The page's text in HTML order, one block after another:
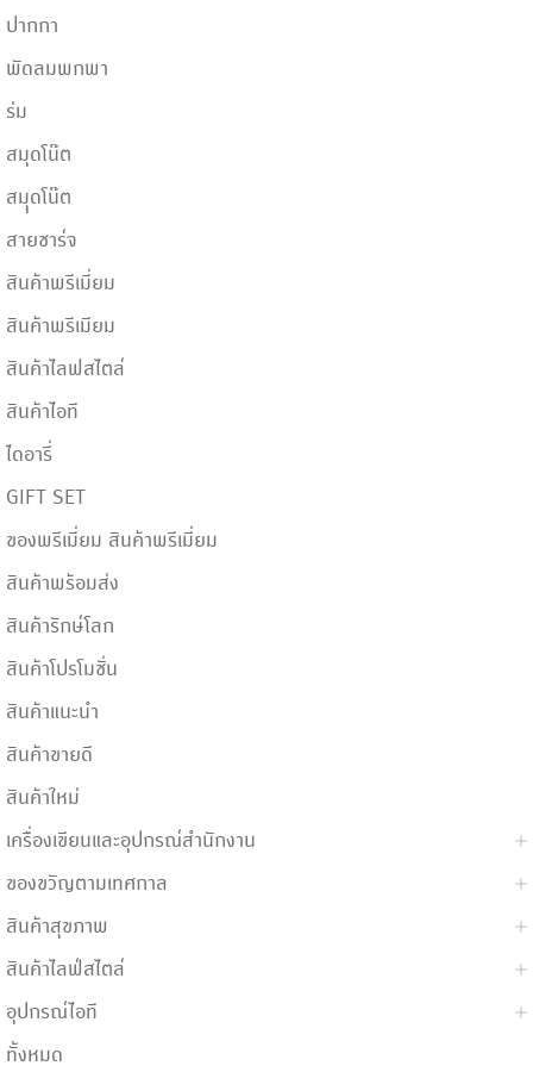
ปากกา
พัดลมพกพา
ร่ม
สมุดโน๊ต
สมุุดโน๊ต
สายชาร์จ
สินค้าพรีเมี่ยม
สินค้าพรีเมียม
สินค้าไลฟสไตล์
สินค้าไอที
ไดอารี่
GIFT SET
ของพรีเมี่ยม สินค้าพรีเมี่ยม
สินค้าพร้อมส่ง
สินค้ารักษ์โลก
สินค้าโปรโมชั่น
สินค้าแนะนำ
สินค้าขายดี
สินค้าใหม่
เครื่องเขียนและอุปกรณ์สำนักงาน
ของขวัญตามเทศกาล
สินค้าสุขภาพ
สินค้าไลฟ์สไตล์
อุปกรณ์ไอที
ทั้งหมด